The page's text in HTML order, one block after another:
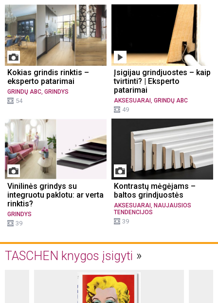
Kokias grindis rinktis –
eksperto patarimai
GRINDŲ ABC GRINDYS
54
Įsigijau grindjuostes – kaip
tvirtinti? | Eksperto
patarimai
AKSESUARAI GRINDŲ ABC
49
Vinilinės grindys su
integruotu paklotu: ar verta
rinktis?
GRINDYS
39
Kontrastų mėgėjams –
baltos grindjuostės
AKSESUARAI , NAUJAUSIOS
TENDENCIJOS
39
TASCHEN knygos įsigyti